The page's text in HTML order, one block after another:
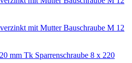
Bauschraube M 12
Tk Sparrenschraube 8 x 220